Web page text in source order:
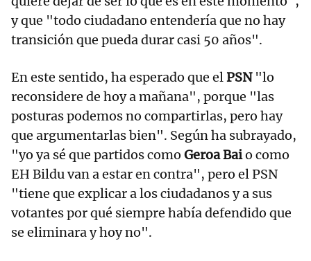
y que "todo ciudadano entendería que no hay
transición que pueda durar casi 50 años".
En este sentido, ha esperado que elPSN"lo
reconsidere de hoy a mañana", porque "las
posturas podemos no compartirlas, pero hay
que argumentarlas bien". Según ha subrayado,
"yo ya sé que partidos como Geroa Baio como
EH Bildu van a estar en contra", pero el PSN
"tiene que explicar a los ciudadanos y a sus
votantes por qué siempre había defendido que
se eliminara y hoy no".